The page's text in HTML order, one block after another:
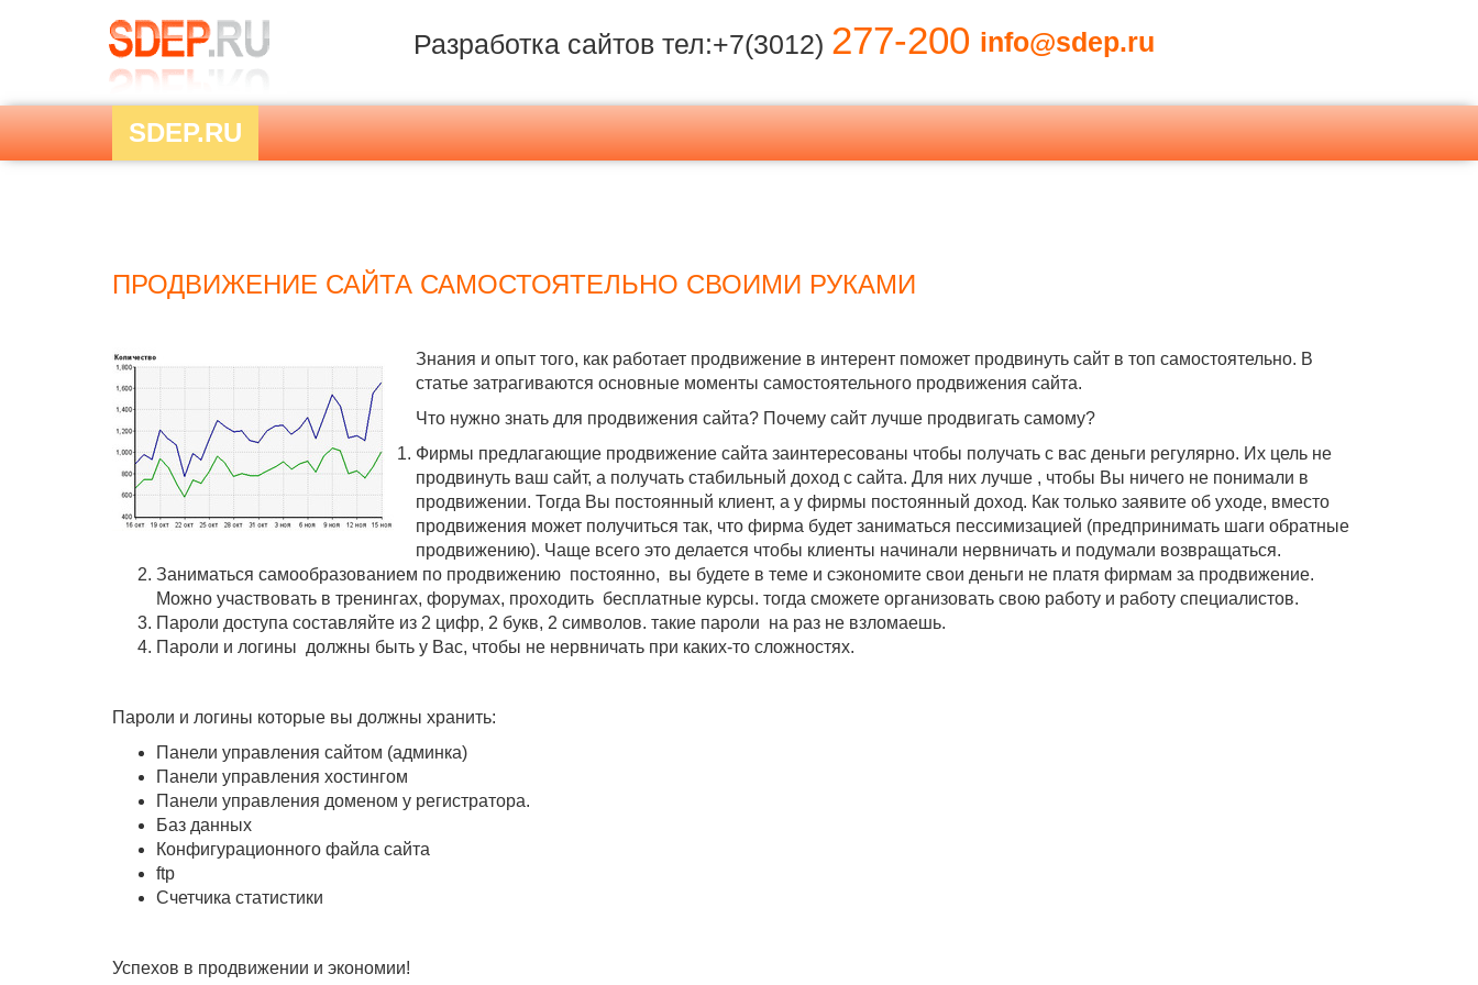
Разработка сайтов тел:+7(3012) 277-200info@sdep.ru
SDEP.RU
ПРОДВИЖЕНИЕ САЙТА САМОСТОЯТЕЛЬНО СВОИМИ РУКАМИ
Знания и опыт того, как работает продвижение в интерент поможет продвинуть сайт в топ самостоятельно. В
статье затрагиваются основные моменты самостоятельного продвижения сайта.
Что нужно знать для продвижения сайта? Почему сайт лучше продвигать самому?
Фирмы предлагающие продвижение сайта заинтересованы чтобы получать с вас деньги регулярно. Их цель не
продвинуть ваш сайт, а получать стабильный доход с сайта. Для них лучше , чтобы Вы ничего не понимали в
продвижении. Тогда Вы постоянный клиент, а у фирмы постоянный доход. Как только заявите об уходе, вместо
продвижения может получиться так, что фирма будет заниматься пессимизацией (предпринимать шаги обратные
продвижению). Чаще всего это делается чтобы клиенты начинали нервничать и подумали возвращаться.
Заниматься самообразованием по продвижению постоянно, вы будете в теме и сэкономите свои деньги не платя фирмам за продвижение.
Можно участвовать в тренингах, форумах, проходить бесплатные курсы. тогда сможете организовать свою работу и работу специалистов.
Пароли доступа составляйте из 2 цифр, 2 букв, 2 символов. такие пароли на раз не взломаешь.
Пароли и логины должны быть у Вас, чтобы не нервничать при каких-то сложностях.
Пароли и логины которые вы должны хранить:
Панели управления сайтом (админка)
Панели управления хостингом
Панели управления доменом у регистратора.
Баз данных
Конфигурационного файла сайта
ftp
Счетчика статистики
Успехов в продвижении и экономии!